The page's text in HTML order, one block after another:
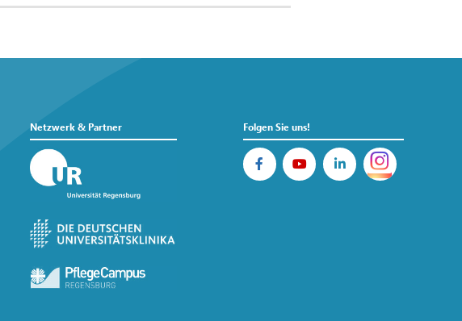
Netzwerk & Partner Folgen Sie uns!